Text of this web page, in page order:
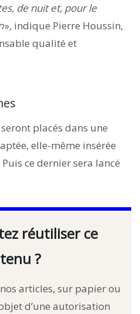
de nuit et, pour le
», indique Pierre Houssin,
qualité et
placés dans une
elle-même insérée
ce dernier sera lancé
réutiliser ce
?
articles, sur papier ou
d’une autorisation